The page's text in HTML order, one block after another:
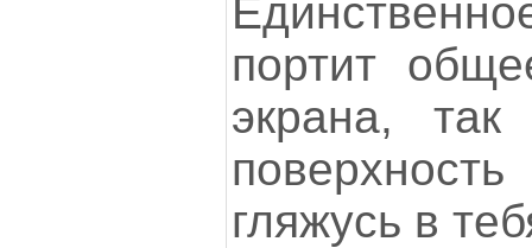
портит
экрана,
гляжусь в